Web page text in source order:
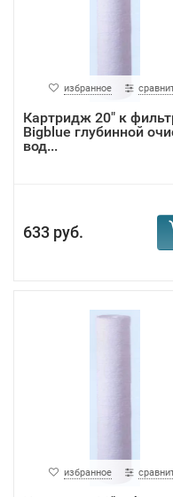
избранное
Картридж 20" к
Bigblue глубинной
вод...
633 руб.
избранное